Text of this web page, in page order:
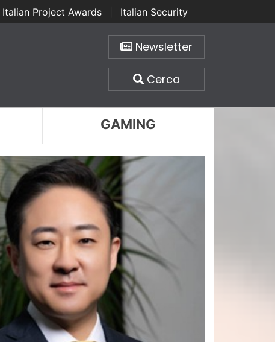
Italian Project Awards
Italian Security
Newsletter
Cerca
GAMING